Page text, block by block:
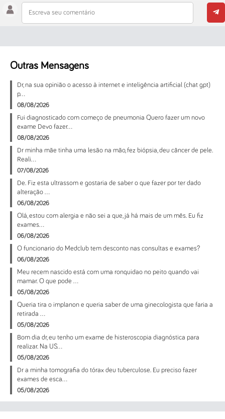
Escreva seu comentário
Outras Mensagens
Dr, na sua opinião o acesso à internet e inteligência artificial (chat gpt)
p...
08/08/2026
Fui diagnosticado com começo de pneumonia Quero fazer um novo
exame Devo fazer...
08/08/2026
Dr minha mãe tinha uma lesão na mão, fez biópsia, deu câncer de pele.
Reali...
07/08/2026
De. Fiz esta ultrassom e gostaria de saber o que fazer por ter dado
alteração ...
06/08/2026
Olá, estou com alergia e não sei a que, já há mais de um mês. Eu fiz
exames...
06/08/2026
O funcionario do Medclub tem desconto nas consultas e exames?
06/08/2026
Meu recem nascido está com uma ronquidao no peito quando vai
mamar. O que pode ...
05/08/2026
Queria tira o implanon e queria saber de uma ginecologista que faria a
retirada ...
05/08/2026
Bom dia dr, eu tenho um exame de histeroscopia diagnóstica para
realizar. Na US...
05/08/2026
Dr a minha tomografia do tórax deu tuberculose. Eu preciso fazer
exames de esca...
05/08/2026